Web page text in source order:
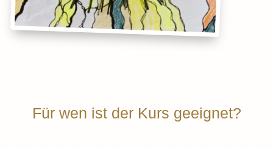
Für wen ist der Kurs geeignet?